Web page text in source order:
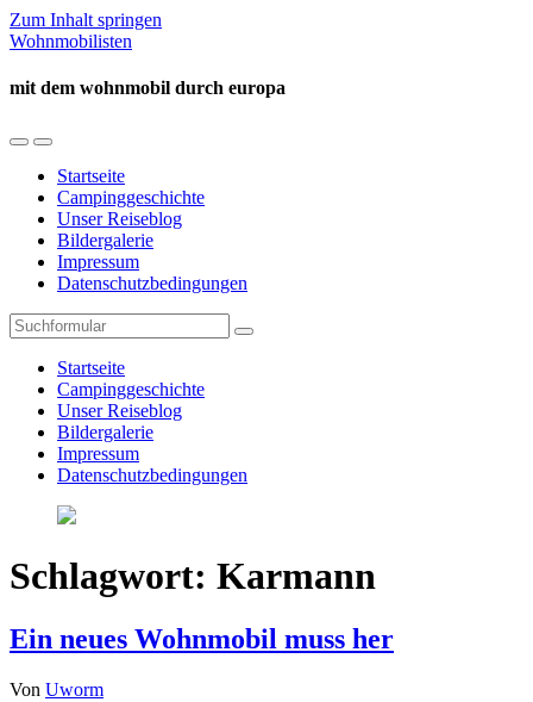
Zum Inhalt springen
Wohnmobilisten
mit dem wohnmobil durch europa
Mobil-
umschalten
Suchfeld
umschalten
Startseite
Campinggeschichte
Unser Reiseblog
Bildergalerie
Impressum
Datenschutzbedingungen
Suchen
Startseite
Campinggeschichte
Unser Reiseblog
Bildergalerie
Impressum
Datenschutzbedingungen
Schlagwort: Karmann
Ein neues Wohnmobil muss her
Von Uworm